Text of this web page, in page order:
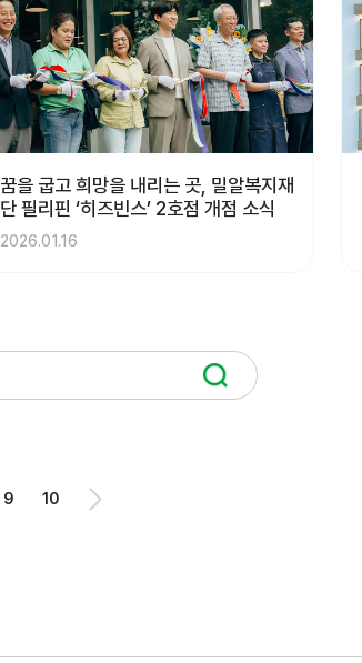
꿈을 굽고 희망을 내리는 곳, 밀알복지재
단 필리핀 ‘히즈빈스’ 2호점 개점 소식
2026.01.16
9 10